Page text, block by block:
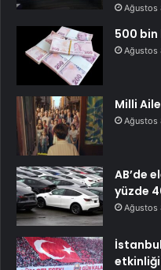
Ağustos
500 bin
Ağustos
Milli
Ağustos
AB’de
yüzde
Ağustos